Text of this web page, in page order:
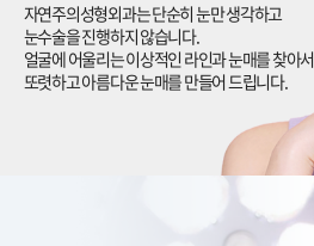
자연주의성형외과는 단순히 눈만 생각하고
눈수술을 진행하지 않습니다.
얼굴에 어울리는 이상적인 라인과 눈매를 찾아서
또렷하고 아름다운 눈매를 만들어 드립니다.